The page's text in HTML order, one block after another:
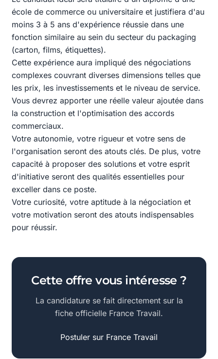
école de commerce ou universitaire et justifiera d'au
moins 3 à 5 ans d'expérience réussie dans une
fonction similaire au sein du secteur du packaging
(carton, films, étiquettes).
Cette expérience aura impliqué des négociations
complexes couvrant diverses dimensions telles que
les prix, les investissements et le niveau de service.
Vous devrez apporter une réelle valeur ajoutée dans
la construction et l'optimisation des accords
commerciaux.
Votre autonomie, votre rigueur et votre sens de
l'organisation seront des atouts clés. De plus, votre
capacité à proposer des solutions et votre esprit
d'initiative seront des qualités essentielles pour
exceller dans ce poste.
Votre curiosité, votre aptitude à la négociation et
votre motivation seront des atouts indispensables
pour réussir.
Cette offre vous intéresse ?
La candidature se fait directement sur la
fiche officielle France Travail.
Postuler sur France Travail